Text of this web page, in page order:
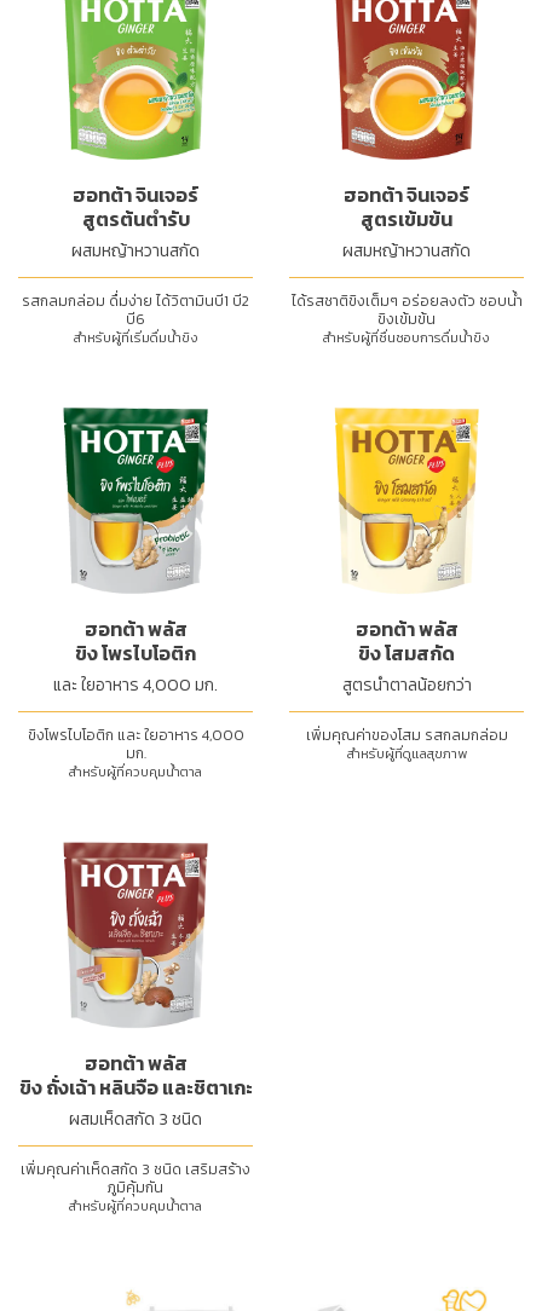
ฮอทต้า จินเจอร์
สูตรต้นตำรับ
ผสมหญ้าหวานสกัด
รสกลมกล่อม ดื่มง่าย ได้วิตามินบี1 บี2
บี6
สำหรับผู้ที่เริ่มดื่มน้ำขิง
ฮอทต้า จินเจอร์
สูตรเข้มข้น
ผสมหญ้าหวานสกัด
ได้รสชาติขิงเต็มๆ อร่อยลงตัว ชอบน้ำ
ขิงเข้มข้น
สำหรับผู้ที่ชื่นชอบการดื่มน้ำขิง
ฮอทต้า พลัส
ขิง โพรไบโอติก
และ ใยอาหาร 4,000 มก.
ขิงโพรไบโอติก และ ใยอาหาร 4,000
มก.
สำหรับผู้ที่ควบคุมน้ำตาล
ฮอทต้า พลัส
ขิง โสมสกัด
สูตรน้ำตาลน้อยกว่า
เพิ่มคุณค่าของโสม รสกลมกล่อม
สำหรับผู้ที่ดูแลสุขภาพ
ฮอทต้า พลัส
ขิง ถั่งเฉ้า หลินจือ และชิตาเกะ
ผสมเห็ดสกัด 3 ชนิด
เพิ่มคุณค่าเห็ดสกัด 3 ชนิด เสริมสร้าง
ภูมิคุ้มกัน
สำหรับผู้ที่ควบคุมน้ำตาล